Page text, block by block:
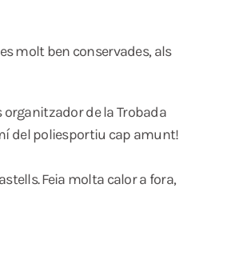
molt ben conservades, als
organitzador de la Trobada
del poliesportiu cap amunt!
Feia molta calor a fora,